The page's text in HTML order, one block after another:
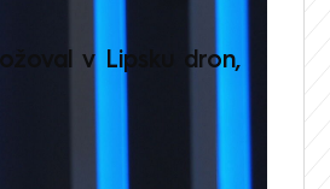
v Lipsku dron,